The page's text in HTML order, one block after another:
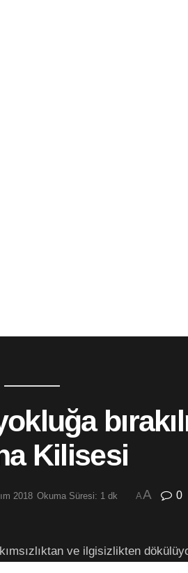
Kilisesi
2018 Okuma Süresi: 1 dk AA 0
ve ilgisizlikten